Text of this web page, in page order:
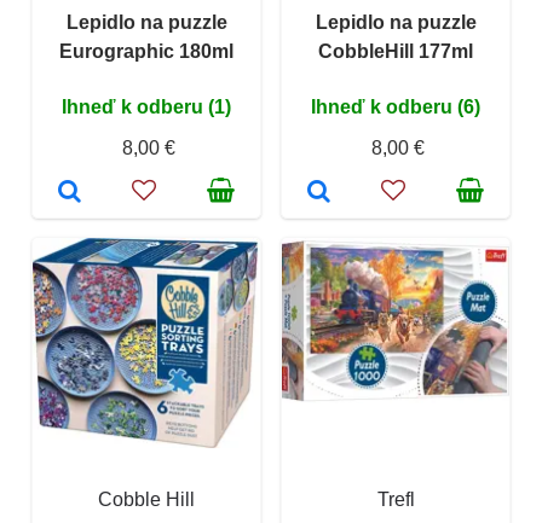
Lepidlo na puzzle
Eurographic 180ml
Ihneď k odberu (1)
8,00 €
Lepidlo na puzzle
CobbleHill 177ml
Ihneď k odberu (6)
8,00 €
Cobble Hill Trefl